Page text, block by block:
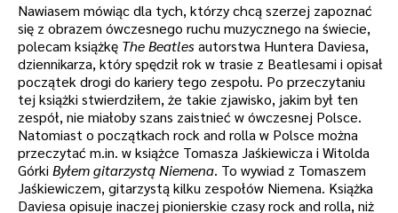
Nawiasem mówiąc dla tych, którzy chcą szerzej zapoznać
się z obrazem ówczesnego ruchu muzycznego na świecie,
polecam książkę The Beatlesautorstwa Huntera Daviesa,
dziennikarza, który spędził rok w trasie z Beatlesami i opisał
początek drogi do kariery tego zespołu. Po przeczytaniu
tej książki stwierdziłem, że takie zjawisko, jakim był ten
zespół, nie miałoby szans zaistnieć w ówczesnej Polsce.
Natomiast o początkach rock and rolla w Polsce można
przeczytać m.in. w książce Tomasza Jaśkiewicza i Witolda
Górki Byłem gitarzystą Niemena. To wywiad z Tomaszem
Jaśkiewiczem, gitarzystą kilku zespołów Niemena. Książka
Daviesa opisuje inaczej pionierskie czasy rock and rolla, niż